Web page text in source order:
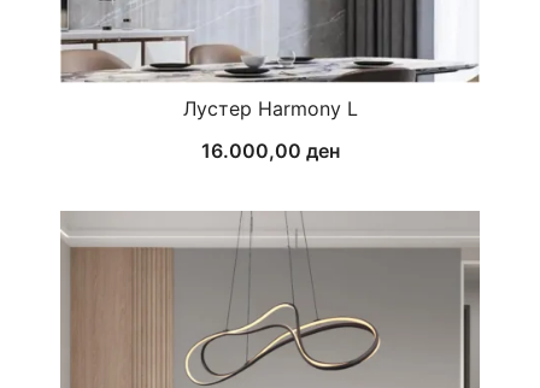
Лустер Harmony L
16.000,00 ден